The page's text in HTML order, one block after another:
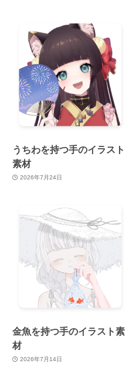
うちわを持つ手のイラスト
素材
2026年7月24日
金魚を持つ手のイラスト素
材
2026年7月14日